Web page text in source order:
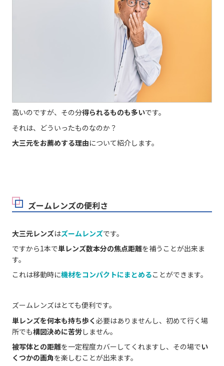
高いのですが、その分得られるものも多いです。
それは、どういったものなのか？
大三元をお薦めする理由について紹介します。
ズームレンズの便利さ
大三元レンズはズームレンズです。
ですから1本で単レンズ数本分の焦点距離を補うことが出来ま
す。
これは移動時に機材をコンパクトにまとめることができます。
ズームレンズはとても便利です。
単レンズを何本も持ち歩く 必要はありませんし、初めて行く場
所でも構図決めに苦労しません。
被写体との距離を一定程度カバーしてくれますし、その場でい
くつかの画角を楽しむことが出来ます。